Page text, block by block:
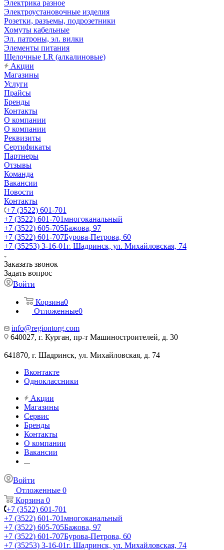
Электрика разное
Электроустановочные изделия
Розетки, разъемы, подрозетники
Хомуты кабельные
Эл. патроны, эл. вилки
Элементы питания
Щелочные LR (алкалиновые)
Акции
Магазины
Услуги
Прайсы
Бренды
Контакты
О компании
О компании
Реквизиты
Сертификаты
Партнеры
Отзывы
Команда
Вакансии
Новости
Контакты
+7 (3522) 601-701
+7 (3522) 601-701многоканальный
+7 (3522) 605-705Бажова, 97
+7 (3522) 601-707Бурова-Петрова, 60
+7 (35253) 3-16-01г. Шадринск, ул. Михайловская, 74
Заказать звонок
Задать вопрос
Войти
Корзина0
Отложенные0
info@regiontorg.com
640027, г. Курган, пр-т Машиностроителей, д. 30
641870, г. Шадринск, ул. Михайловская, д. 74
Вконтакте
Одноклассники
Акции
Магазины
Сервис
Бренды
Контакты
О компании
Вакансии
...
Войти
Отложенные 0
Корзина 0
+7 (3522) 601-701
+7 (3522) 601-701многоканальный
+7 (3522) 605-705Бажова, 97
+7 (3522) 601-707Бурова-Петрова, 60
+7 (35253) 3-16-01г. Шадринск, ул. Михайловская, 74